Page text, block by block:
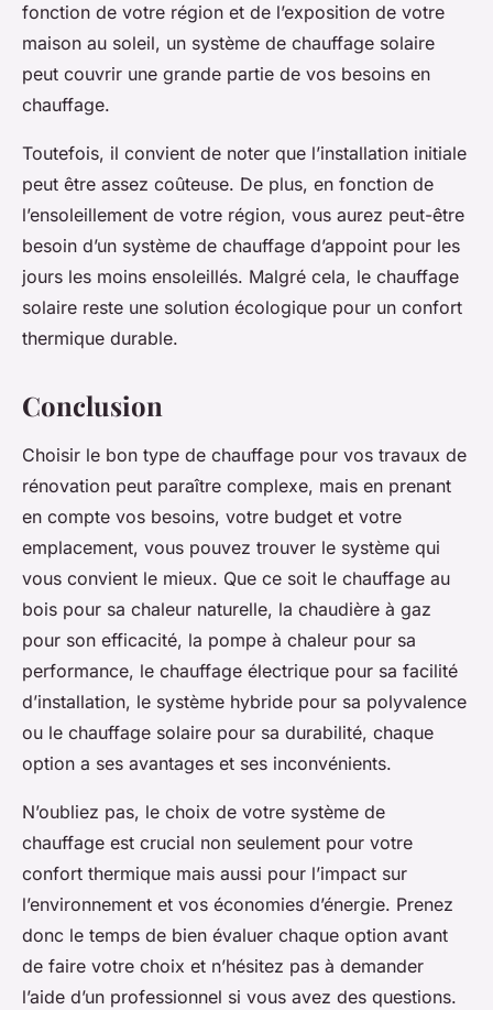
fonction de votre région et de l’exposition de votre
maison au soleil, un système de chauffage solaire
peut couvrir une grande partie de vos besoins en
chauffage.
Toutefois, il convient de noter que l’installation initiale
peut être assez coûteuse. De plus, en fonction de
l’ensoleillement de votre région, vous aurez peut-être
besoin d’un système de chauffage d’appoint pour les
jours les moins ensoleillés. Malgré cela, le chauffage
solaire reste une solution écologique pour un confort
thermique durable.
Conclusion
Choisir le bon type de chauffage pour vos travaux de
rénovation peut paraître complexe, mais en prenant
en compte vos besoins, votre budget et votre
emplacement, vous pouvez trouver le système qui
vous convient le mieux. Que ce soit le chauffage au
bois pour sa chaleur naturelle, la chaudière à gaz
pour son efficacité, la pompe à chaleur pour sa
performance, le chauffage électrique pour sa facilité
d’installation, le système hybride pour sa polyvalence
ou le chauffage solaire pour sa durabilité, chaque
option a ses avantages et ses inconvénients.
N’oubliez pas, le choix de votre système de
chauffage est crucial non seulement pour votre
confort thermique mais aussi pour l’impact sur
l’environnement et vos économies d’énergie. Prenez
donc le temps de bien évaluer chaque option avant
de faire votre choix et n’hésitez pas à demander
l’aide d’un professionnel si vous avez des questions.